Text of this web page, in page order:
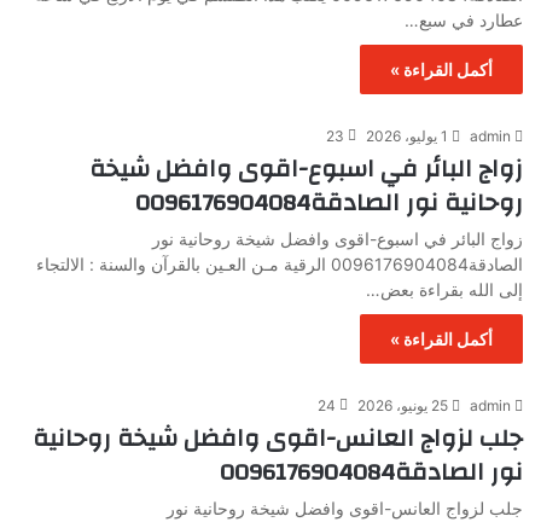
عطارد في سبع…
أكمل القراءة »
admin 1 يوليو، 2026 23
زواج البائر في اسبوع-اقوى وافضل شيخة
روحانية نور الصادقة0096176904084
زواج البائر في اسبوع-اقوى وافضل شيخة روحانية نور
الصادقة0096176904084 الرقية مـن العـين بالقرآن والسنة : الالتجاء
إلى الله بقراءة بعض…
أكمل القراءة »
admin 25 يونيو، 2026 24
جلب لزواج العانس-اقوى وافضل شيخة روحانية
نور الصادقة0096176904084
جلب لزواج العانس-اقوى وافضل شيخة روحانية نور